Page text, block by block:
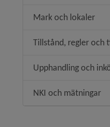
Mark och lokaler
Tillstånd, regler och
Upphandling och
NKI och mätningar